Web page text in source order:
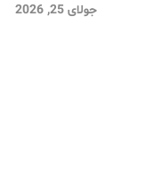
جولای 25, 2026